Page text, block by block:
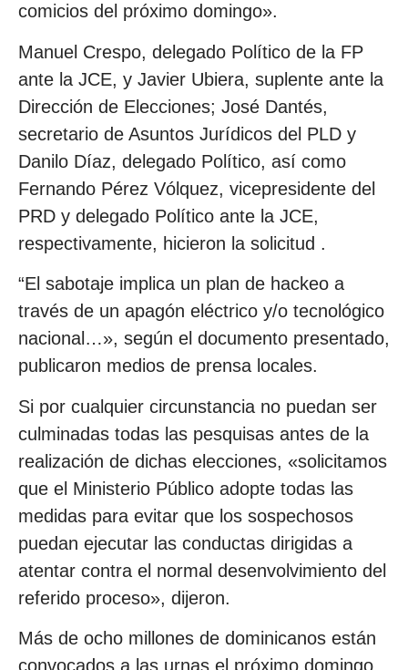
comicios del próximo domingo».
Manuel Crespo, delegado Político de la FP
ante la JCE, y Javier Ubiera, suplente ante la
Dirección de Elecciones; José Dantés,
secretario de Asuntos Jurídicos del PLD y
Danilo Díaz, delegado Político, así como
Fernando Pérez Vólquez, vicepresidente del
PRD y delegado Político ante la JCE,
respectivamente, hicieron la solicitud .
“El sabotaje implica un plan de hackeo a
través de un apagón eléctrico y/o tecnológico
nacional…», según el documento presentado,
publicaron medios de prensa locales.
Si por cualquier circunstancia no puedan ser
culminadas todas las pesquisas antes de la
realización de dichas elecciones, «solicitamos
que el Ministerio Público adopte todas las
medidas para evitar que los sospechosos
puedan ejecutar las conductas dirigidas a
atentar contra el normal desenvolvimiento del
referido proceso», dijeron.
Más de ocho millones de dominicanos están
convocados a las urnas el próximo domingo